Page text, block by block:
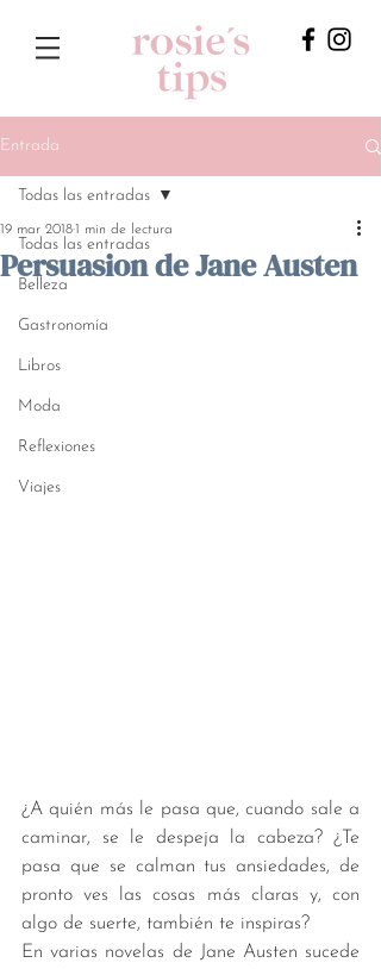
Entrada
Todas las entradas
Belleza
Gastronomía
Libros
Moda
Reflexiones
Viajes
Todas las entradas
Persuasion de Jane Austen
19 mar 20181 min de lectura
¿A quién más le pasa que, cuando sale a
caminar, se le despeja la cabeza? ¿Te
pasa que se calman tus ansiedades, de
pronto ves las cosas más claras y, con
algo de suerte, también te inspiras?
En varias novelas de Jane Austen sucede